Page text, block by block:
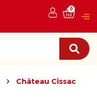
0
Château Cissac